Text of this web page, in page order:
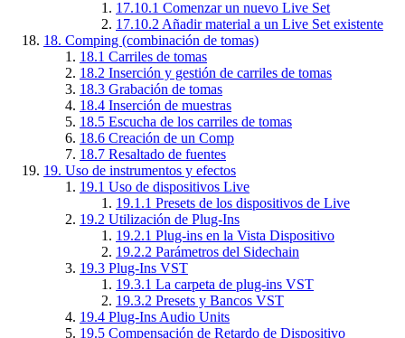
17.10.1 Comenzar un nuevo Live Set
17.10.2 Añadir material a un Live Set existente
18. Comping (combinación de tomas)
18.1 Carriles de tomas
18.2 Inserción y gestión de carriles de tomas
18.3 Grabación de tomas
18.4 Inserción de muestras
18.5 Escucha de los carriles de tomas
18.6 Creación de un Comp
18.7 Resaltado de fuentes
19. Uso de instrumentos y efectos
19.1 Uso de dispositivos Live
19.1.1 Presets de los dispositivos de Live
19.2 Utilización de Plug-Ins
19.2.1 Plug-ins en la Vista Dispositivo
19.2.2 Parámetros del Sidechain
19.3 Plug-Ins VST
19.3.1 La carpeta de plug-ins VST
19.3.2 Presets y Bancos VST
19.4 Plug-Ins Audio Units
19.5 Compensación de Retardo de Dispositivo